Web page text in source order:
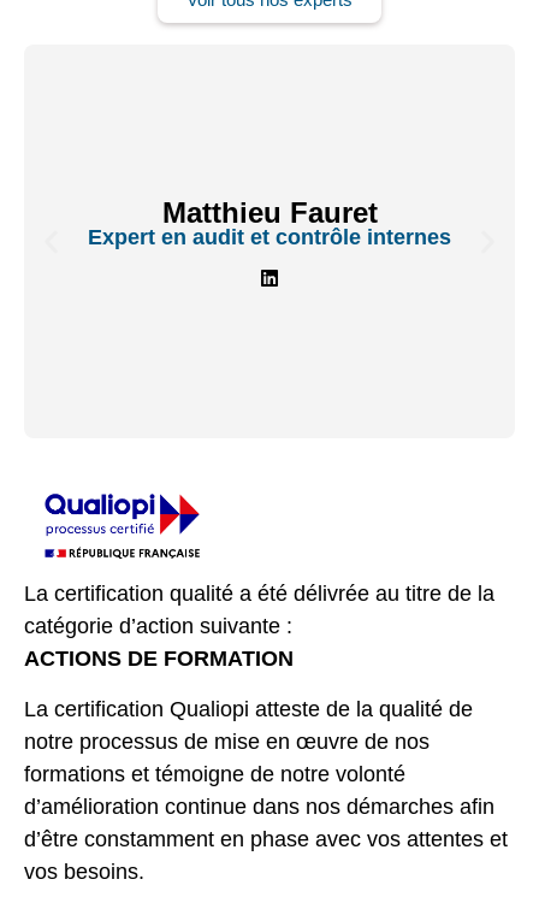
Matthieu Fauret
Expert en audit et contrôle internes
La certification qualité a été délivrée au titre de la
catégorie d’action suivante :
ACTIONS DE FORMATION
La certification Qualiopi atteste de la qualité de
notre processus de mise en œuvre de nos
formations et témoigne de notre volonté
d’amélioration continue dans nos démarches afin
d’être constamment en phase avec vos attentes et
vos besoins.